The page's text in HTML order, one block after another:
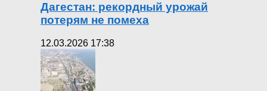
Дагестан: рекордный урожай
потерям не помеха
12.03.2026 17:38